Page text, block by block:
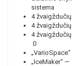
sistema
4
4
4
0
„VarioSpace“
„IceMaker“ —